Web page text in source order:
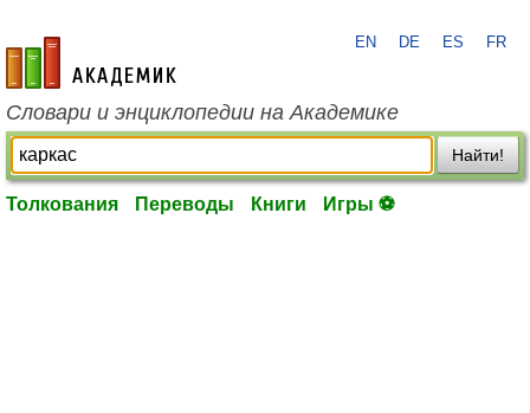
academic.ru
EN DE ES FR
Словари и энциклопедии на Академике
Найти!
Толкования Переводы Книги Игры ⚽